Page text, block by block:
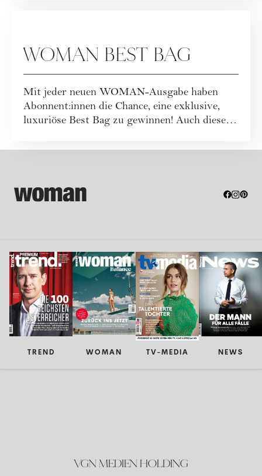
WOMAN BEST BAG
Mit jeder neuen WOMAN-Ausgabe haben
Abonnent:innen die Chance, eine exklusive,
luxuriöse Best Bag zu gewinnen! Auch dieses
TREND WOMAN TV-MEDIA NEWS
VGN MEDIEN HOLDING